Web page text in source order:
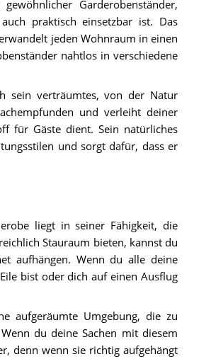
Garderobenständer,
praktisch einsetzbar ist. Das
jeden Wohnraum in einen
nahtlos in verschiedene
sein verträumtes, von der Natur
und verleiht deiner
für Gäste dient. Sein natürliches
und sorgt dafür, dass er
liegt in seiner Fähigkeit, die
Stauraum bieten, kannst du
aufhängen. Wenn du alle deine
bist oder dich auf einen Ausflug
aufgeräumte Umgebung, die zu
du deine Sachen mit diesem
denn wenn sie richtig aufgehängt